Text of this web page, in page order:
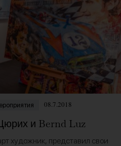
08.7.2018
и Bernd Luz
художник, представил свои